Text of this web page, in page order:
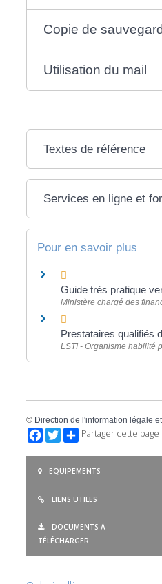
Copie de
Utilisation du mail
Textes de référence
Services en ligne et
Pour en savoir plus
Guide très pratique
Ministère chargé des
Prestataires qualifiés
LSTI - Organisme habilité
© Direction de l'information légale
Facebook
TwitterPartager cette page
EQUIPEMENTS
LIENS UTILES
DOCUMENTS À
TÉLÉCHARGER